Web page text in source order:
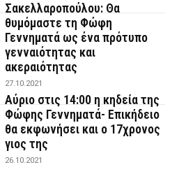
Σακελλαροπούλου: Θα
θυμόμαστε τη Φώφη
Γεννηματά ως ένα πρότυπο
γενναιότητας και
ακεραιότητας
27.10.2021
Αύριο στις 14:00 η κηδεία της
Φώφης Γεννηματά- Επικήδειο
θα εκφωνήσει και ο 17χρονος
γιος της
26.10.2021